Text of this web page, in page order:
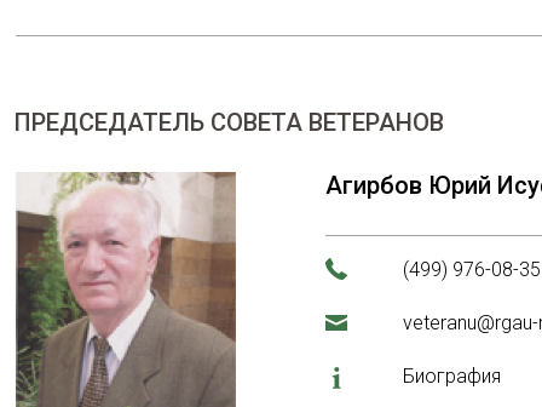
ПРЕДСЕДАТЕЛЬ СОВЕТА ВЕТЕРАНОВ
Агирбов Юрий
(499) 976-08-35
Биография